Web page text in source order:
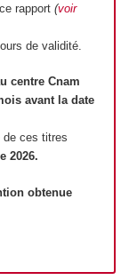
rapport(voir
de validité.
centre Cnam
avant la date
de ces titres
2026.
obtenue